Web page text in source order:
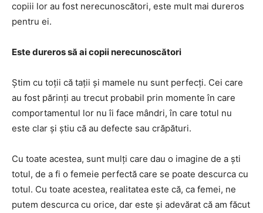
copiii lor au fost nerecunoscători, este mult mai dureros
pentru ei.
Este dureros să ai copii nerecunoscători
Știm cu toții că tații și mamele nu sunt perfecți. Cei care
au fost părinți au trecut probabil prin momente în care
comportamentul lor nu îi face mândri, în care totul nu
este clar și știu că au defecte sau crăpături.
Cu toate acestea, sunt mulți care dau o imagine de a ști
totul, de a fi o femeie perfectă care se poate descurca cu
totul. Cu toate acestea, realitatea este că, ca femei, ne
putem descurca cu orice, dar este și adevărat că am făcut